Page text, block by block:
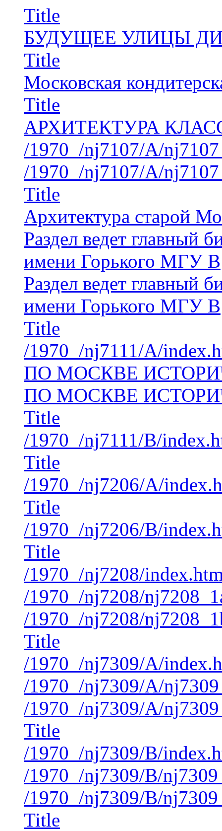
Title
БУДУЩЕЕ УЛИЦЫ
Title
Московская
Title
АРХИТЕКТУРА
/1970_/nj7107/A/
/1970_/nj7107/A/
Title
Архитектура старой
Раздел ведет главный
имени Горького МГУ В
Раздел ведет главный
имени Горького МГУ В
Title
/1970_/nj7111/A/
ПО МОСКВЕ
ПО МОСКВЕ
Title
/1970_/nj7111/B/
Title
/1970_/nj7206/A/
Title
/1970_/nj7206/B/
Title
/1970_/nj7208/
/1970_/nj7208/
/1970_/nj7208/
Title
/1970_/nj7309/A/
/1970_/nj7309/A/
/1970_/nj7309/A/
Title
/1970_/nj7309/B/
/1970_/nj7309/B/
/1970_/nj7309/B/
Title